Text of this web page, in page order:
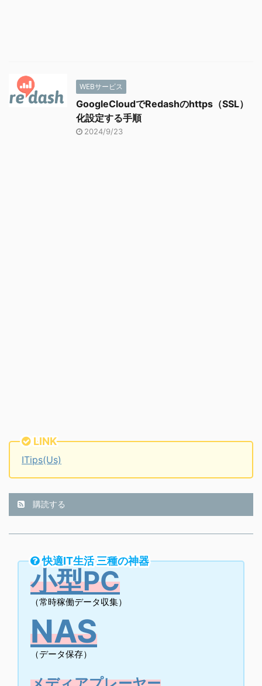
WEBサービス
GoogleCloudでRedashのhttps（SSL）
化設定する手順
2024/9/23
LINK
ITips(Us)
購読する
快適IT生活 三種の神器
小型PC
（常時稼働データ収集）
NAS
（データ保存）